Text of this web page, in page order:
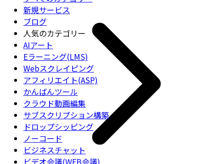
新規サービス
ブログ
人気のカテゴリー
AIアート
Eラーニング(LMS)
Webスクレイピング
アフィリエイト(ASP)
かんばんツール
クラウド動画編集
サブスクリプション構築
ドロップシッピング
ノーコード
ビジネスチャット
ビデオ会議(WEB会議)